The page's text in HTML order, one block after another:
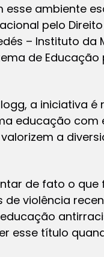
esse ambiente
pelo
– Instituto da
de
a iniciativa
educação com
a
de fato o que
violência
esse título